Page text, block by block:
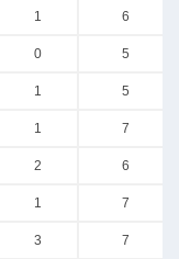
1
6
0
5
1
5
1
7
2
6
1
7
3
7